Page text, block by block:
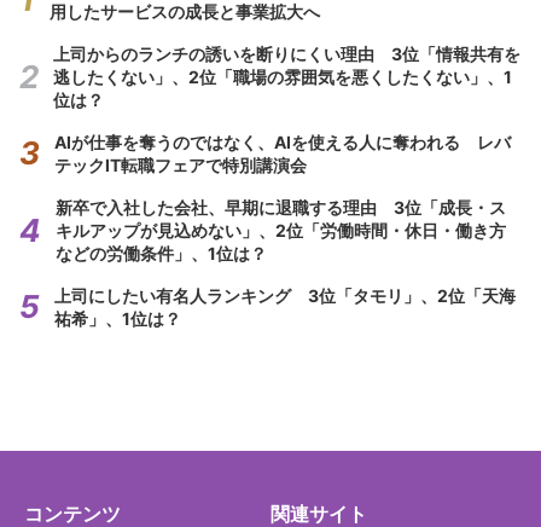
用したサービスの成長と事業拡大へ
上司からのランチの誘いを断りにくい理由 3位「情報共有を
逃したくない」、2位「職場の雰囲気を悪くしたくない」、1
位は？
AIが仕事を奪うのではなく、AIを使える人に奪われる レバ
テックIT転職フェアで特別講演会
新卒で入社した会社、早期に退職する理由 3位「成長・ス
キルアップが見込めない」、2位「労働時間・休日・働き方
などの労働条件」、1位は？
上司にしたい有名人ランキング 3位「タモリ」、2位「天海
祐希」、1位は？
コンテンツ 関連サイト